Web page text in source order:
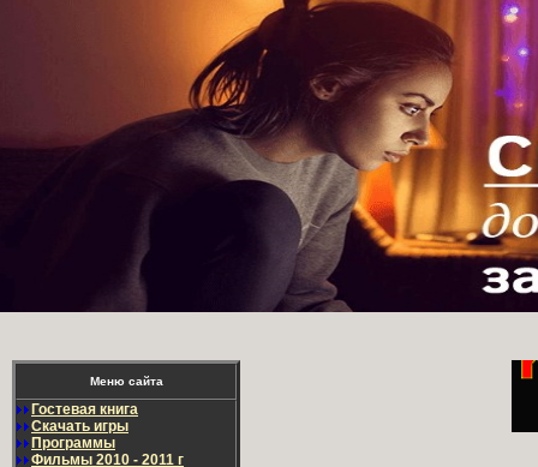
Меню сайта
Гостевая книга
Скачать игры
Программы
Фильмы 2010 - 2011 г